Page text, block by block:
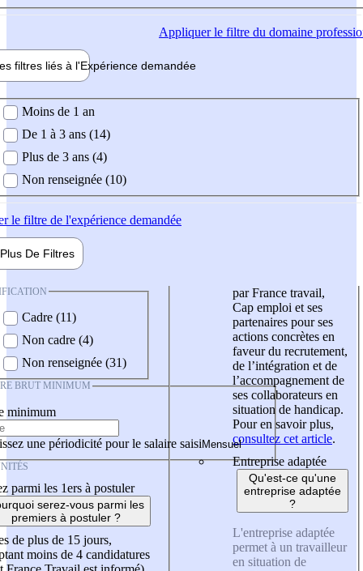
Appliquerle filtre du domaine
filtres liés à l'Expérience demandée
demandée
Moins de 1 an
De 1 à 3 ans (14)
Plus de 3 ans (4)
Non renseignée (10)
le filtre de l'expérience demandée
Plus De Filtres
Cadre (11)
Non cadre (4)
Non renseignée (31)
BRUT MINIMUM
minimum
une périodicité pour le salaire saisi
parmi les 1ers à postuler
serez-vous parmi les
premiers à postuler ?
de plus de 15 jours,
moins de 4 candidatures
par France travail,
Cap emploi et ses
partenaires pour ses
actions concrètes en
faveur du recrutement,
de l’intégration et de
l’accompagnement de
ses collaborateurs en
situation de handicap.
Pour en savoir plus,
consultez cet article.
Entreprise adaptée
Qu'est-ce qu'une
entreprise adaptée
?
L'entreprise adaptée
permet à un travailleur
en situation de